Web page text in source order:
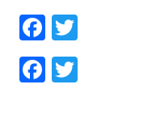
Facebook
Facebook